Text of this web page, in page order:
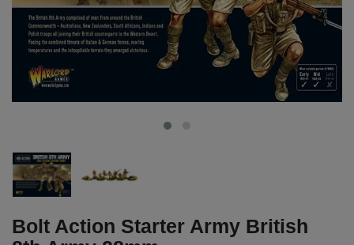
Bolt Action Starter Army British